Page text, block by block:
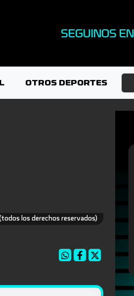
SEGUINOS EN
OTROS DEPORTES
los derechos reservados)